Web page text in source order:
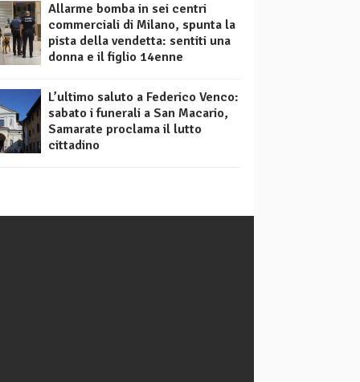
Allarme bomba in sei centri
commerciali di Milano, spunta la
pista della vendetta: sentiti una
donna e il figlio 14enne
L’ultimo saluto a Federico Venco:
sabato i funerali a San Macario,
Samarate proclama il lutto
cittadino